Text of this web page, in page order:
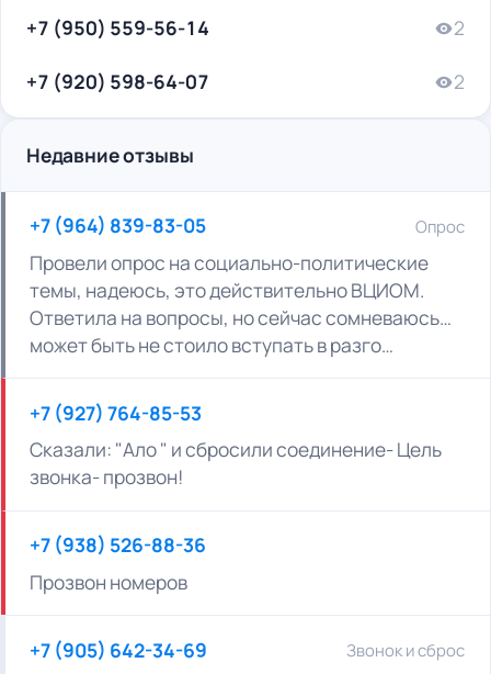
+7 (950) 559-56-14 2
+7 (920) 598-64-07 2
Недавние отзывы
+7 (964) 839-83-05 Опрос
Провели опрос на социально-политические
темы, надеюсь, это действительно ВЦИОМ.
Ответила на вопросы, но сейчас сомневаюсь…
может быть не стоило вступать в разго…
+7 (927) 764-85-53
Сказали: "Ало " и сбросили соединение- Цель
звонка- прозвон!
+7 (938) 526-88-36
Прозвон номеров
+7 (905) 642-34-69 Звонок и сброс